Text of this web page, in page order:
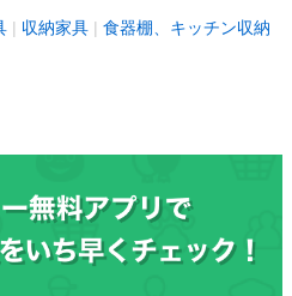
収納家具 食器棚、キッチン収納